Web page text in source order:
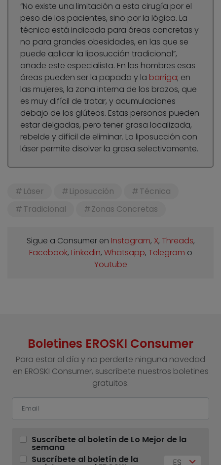
“No existe una limitación a esta cirugía por el
peso de los pacientes, sino por la lógica. La
técnica está indicada para áreas concretas y
no para grandes obesidades, en las que se
puede aplicar la liposucción tradicional”,
añade este especialista. En los hombres esas
áreas pueden ser la papada y la barriga; en
las mujeres, la zona interna de los brazos, que
es muy difícil de tratar, y acumulaciones
debajo de los glúteos. Estas personas pueden
estar delgadas, pero tener grasa localizada,
rebelde y difícil de eliminar. La liposucción con
láser permite disolver la grasa selectivamente.
Láser Liposucción
Técnica
Tradicional
Zonas Concretas
Sigue a Consumer en Instagram, X, Threads,
Facebook, Linkedin, Whatsapp, Telegram o
Youtube
Boletines EROSKI Consumer
Para estar al día y no perderte ninguna novedad
en EROSKI Consumer, suscríbete nuestros boletines
gratuitos.
Suscríbete al boletín de Lo Mejor de la
semana
Suscríbete al boletín de la
ES